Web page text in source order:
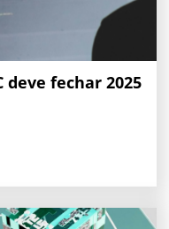
deve fechar 2025